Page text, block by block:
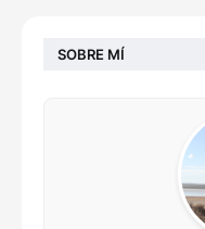
SOBRE MÍ